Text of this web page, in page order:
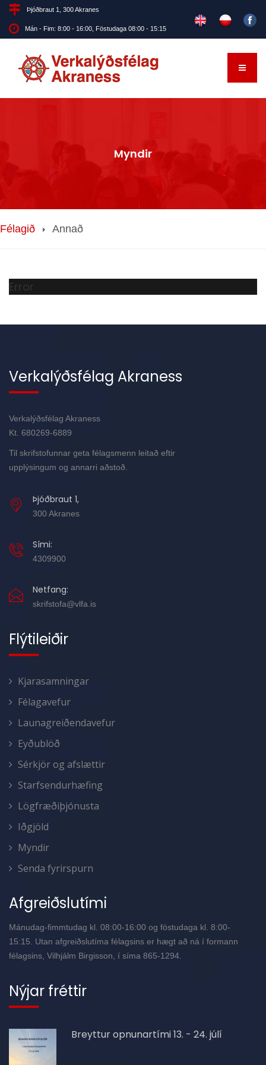
Þjóðbraut 1, 300 Akranes
Mán - Fim: 8:00 - 16:00, Föstudaga 08:00 - 15:15
Myndir
Félagið Annað
Error
Verkalýðsfélag Akraness
Verkalýðsfélag Akraness
Kt. 680269-6889
Til skrifstofunnar geta félagsmenn leitað eftir
upplýsingum og annarri aðstoð.
Þjóðbraut 1,
300 Akranes
Sími:
4309900
Netfang:
skrifstofa@vlfa.is
Flýtileiðir
Kjarasamningar
Félagavefur
Launagreiðendavefur
Eyðublöð
Sérkjör og afslættir
Starfsendurhæfing
Lögfræðiþjónusta
Iðgjöld
Myndir
Senda fyrirspurn
Afgreiðslutími
Mánudag-fimmtudag kl. 08:00-16:00 og föstudaga kl. 8:00-
15:15. Utan afgreiðslutíma félagsins er hægt að ná í formann
félagsins, Vilhjálm Birgisson, í síma 865-1294.
Nýjar fréttir
Breyttur opnunartími 13. - 24. júlí